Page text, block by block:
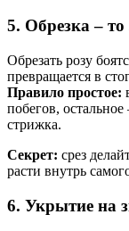
5. Обрезка –
Обрезать розу
превращается в
Правило простое:
побегов,
стрижка.
Секрет: срез
расти внутрь
6. Укрытие на